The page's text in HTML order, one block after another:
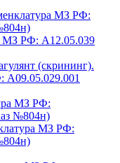
МЗ РФ:
МЗ РФ: A12.05.039
(скрининг).
МЗ РФ:
№804н)
МЗ РФ: